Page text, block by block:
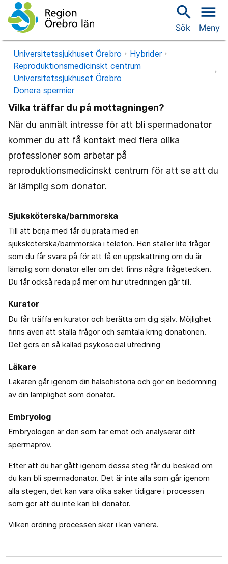
search
Sök
menu
Meny
Universitetssjukhuset Örebro
Hybrider
Reproduktionsmedicinskt centrum
Universitetssjukhuset Örebro
Donera spermier
Vilka träffar du på mottagningen?
När du anmält intresse för att bli spermadonator
kommer du att få kontakt med flera olika
professioner som arbetar på
reproduktionsmedicinskt centrum för att se att du
är lämplig som donator.
Sjuksköterska/barnmorska
Till att börja med får du prata med en
sjuksköterska/barnmorska i telefon. Hen ställer lite frågor
som du får svara på för att få en uppskattning om du är
lämplig som donator eller om det finns några frågetecken.
Du får också reda på mer om hur utredningen går till.
Kurator
Du får träffa en kurator och berätta om dig själv. Möjlighet
finns även att ställa frågor och samtala kring donationen.
Det görs en så kallad psykosocial utredning
Läkare
Läkaren går igenom din hälsohistoria och gör en bedömning
av din lämplighet som donator.
Embryolog
Embryologen är den som tar emot och analyserar ditt
spermaprov.
Efter att du har gått igenom dessa steg får du besked om
du kan bli spermadonator. Det är inte alla som går igenom
alla stegen, det kan vara olika saker tidigare i processen
som gör att du inte kan bli donator.
Vilken ordning processen sker i kan variera.